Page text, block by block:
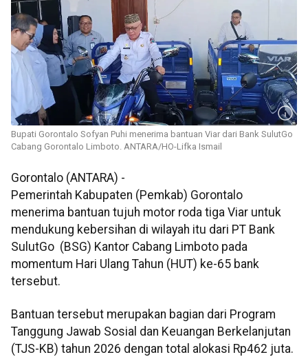
Bupati Gorontalo Sofyan Puhi menerima bantuan Viar dari Bank SulutGo
Cabang Gorontalo Limboto. ANTARA/HO-Lifka Ismail
Gorontalo (ANTARA) -
Pemerintah Kabupaten (Pemkab) Gorontalo
menerima bantuan tujuh motor roda tiga Viar untuk
mendukung kebersihan di wilayah itu dari PT Bank
SulutGo (BSG) Kantor Cabang Limboto pada
momentum Hari Ulang Tahun (HUT) ke-65 bank
tersebut.
Bantuan tersebut merupakan bagian dari Program
Tanggung Jawab Sosial dan Keuangan Berkelanjutan
(TJS-KB) tahun 2026 dengan total alokasi Rp462 juta.